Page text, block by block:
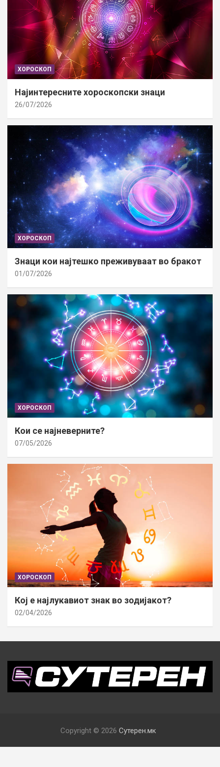
ХОРОСКОП
Најинтересните хороскопски знаци
26/07/2026
ХОРОСКОП
Знаци кои најтешко преживуваат во бракот
01/07/2026
ХОРОСКОП
Кои се најневерните?
07/05/2026
ХОРОСКОП
Кој е најлукавиот знак во зодијакот?
02/04/2026
Copyright © 2026 Сутерен.мк